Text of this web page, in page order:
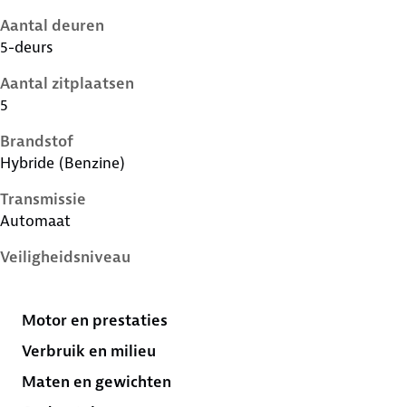
Aantal deuren
5-deurs
Aantal zitplaatsen
5
Brandstof
Hybride (Benzine)
Transmissie
Automaat
Veiligheidsniveau
Motor en prestaties
Verbruik en milieu
Maten en gewichten